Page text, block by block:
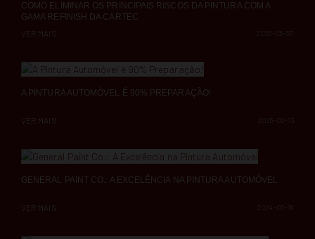
COMO ELIMINAR OS PRINCIPAIS RISCOS DA PINTURA COM A
GAMA REFINISH DA CARTEC
2025-05-07
VER MAIS
A PINTURA AUTOMÓVEL É 90% PREPARAÇÃO!
VER MAIS
GENERAL PAINT CO.: A EXCELÊNCIA NA PINTURA AUTOMÓVEL
2024-07-18
VER MAIS